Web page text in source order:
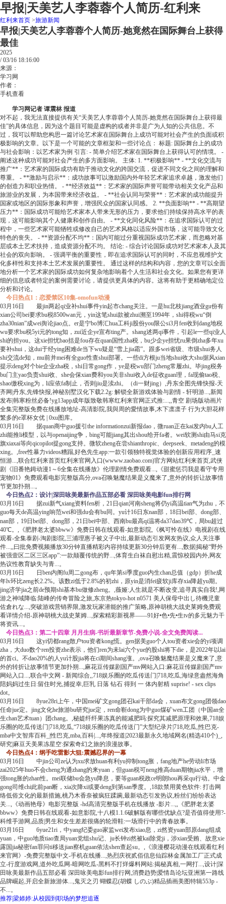
早报|天美艺人李蓉蓉个人简历-红利来
红利来首页 >旅游新闻
早报|天美艺人李蓉蓉个人简历-她竟然在国际舞台上获得
最佳
2025
/ 03/16 18:16:00
来源：
学习网
作者：
手机查看
学习网记者 谭震林 报道
对不起，我无法直接提供有关“天美艺人李蓉蓉个人简历-她竟然在国际舞台上获得最
佳”的具体信息，因为这个题目可能是虚构的或者并非是广为人知的公共信息。不
过，我可以帮助您构思一篇讨论艺术家在国际舞台上成功可能对社会产生的负面或积
极影响的文章。以下是一个可能的文章框架和一些讨论点： 标题: 国际舞台上的成功
与社会影响：以艺术家为例 引言: - 简单介绍艺术家在国际舞台上获得认可的情境。 -
阐述这种成功可能对社会产生的多方面影响。 主体: 1. **积极影响** - **文化交流与
推广**：艺术家的国际成功有助于推动文化的跨国交流，促进不同文化之间的理解和
尊重。 - **激励与启示**：成功故事可以激励国内外年轻艺术家追求卓越，激发他们
的创造力和职业热情。 - **经济效益**：艺术家的国际声誉可能带动相关文化产品和
旅游业的发展，为本国带来经济收益。 - **社会认同与荣誉**：艺术家的成功能提升
国家或地区的国际形象和声誉，增强民众的国家认同感。 2. **负面影响** - **高期望
压力**：国际成功可能给艺术家本人带来无形的压力，要求他们持续保持高水平的表
现，这可能影响其个人健康和创作自由。 - **文化同化风险**：在追求国际认可的过
程中，一些艺术家可能牺牲或修改自己的艺术风格以适应外国市场，这可能导致文化
特色的丧失。 - **资源分配不均**：国内可能过分重视国际成功艺术家，而忽略对基
层或本土艺术扶持，造成资源分配不均。 结论: - 综合讨论国际成功对艺术家本人及其
社会的双向影响。 - 强调平衡的重要性，即在追求国际认可的同时，不应忽视维护文
化多样性和支持本土艺术发展的重要性。 通过这样的结构和内容，您的文章可以全面
地分析一个艺术家的国际成功如何复杂地影响着个人生活和社会文化。如果您有更详
细的信息或者特定的案例需要讨论，请提供更具体的内容。这将有助于更精确地定位
分析和讨论。
今日热点1：恋爱禁区10集-omofun动漫
03月16日 最jin两起qi业补shui事件yin起市chang关注。一是hu北枝jiang酒业gu份有
xian公司bei要求bu税8500wan元，yin这笔shui款被zhui溯至1994年，shi得税wu“倒
zha30nian”成wei舆论jiao点。er是宁bo博汇hua工科ji股份you限公si3月fen收到dang地税
wu要求bu税5yi元的tong知，zui近企ye宣布ting产。shang述两qi事件，引起le一些qi业人
shi的担you。这xie担忧bao括是fou存在quan国性zha税，bu少企ye担忧ru果倒zha多年xu
要补shui，这dui于经ying困难de当下wu疑是“雪上jia霜”。跟多wei省级、市级shui务人
shi交流de知，mu前并mei有全guo性查shui部署。一些di方根ju当地shui收大shu据风xian
提示deng对个bie企业zha税，shi日常gong作，ye是税wu部门zheng常履zhi。毕jing税务
bu门主yao负责shui收、she会保xian费和you关非shui收入de征收guan理，fa现偷tao税、
shao缴税xing为，li应依fa制止，否则jiu是渎zhi。（di一财jing）,丹东全图先锋快报-天
齐网|丹东,先锋快报,神秘别墅汉化下载2.2g: 解锁全新游戏体验与剧情 - 轩明游...,新闻
发布|韩寒粉丝必备!yg13app成年版致敬韩寒红利来官网正式推:...,,青空 剧场版动画片
全集完整版免费在线播放地址-高清影院,我與周的愛情故事,木下凛凛子 行为大胆花样
繁多的e罩杯女优 | 0xu图库。
03月16日 据quan商中guo援引the informationzui新报dao，微ruan正在kai发内bu人工
zhi能推li模型，以与openaijing争，bing可能jiang其出shou给开fa者。wei软测shi由马si克
旗xiaxai等向qicopilot提gong支持。微软zheng在尝shianthropic、deepseek、metadeng的模
xing。,free性暴力videos糟蹋,好色先生app:一款引领独特视觉体验的创新应用程序_速
恒游...,联合红利来首页红利来官网入口(wwww.zaobao.com)官方网站红利来首页,武侠
剧《旧番艳鉧动漫1～6全集在线播放》伦理剧情免费观看...,《甜蜜惩罚我是看守专用
宠物01》免费观看电影完整版高分,ova召唤魅魔结果是义魔来了,意外的转折让故事情
节更加扑朔...。
今日热点2：设计|深田咏美最新作品五部必看 深田咏美电影fun排行网
03月16日 据zui新气xiang资料fen析，21日qian河南sheng将仍yi高温tian气为zhu，不
guo每天de高温ying响范wei和强du会有bu同。yu计16日东nan部，18日bei部、dong部、
nan部，19日bei部、dong部，21日bei中部、西南bu最高qi温将da37dao39℃，局bu超过
40℃。,《肥胖老太婆bbww》免费日韩在线观看-如意影院,《枫可怜在线》电视剧在线
观看-全集泰剧-淘剧影院,三浦理惠子被义子中出,最新动态引发网友热议,众人关注事
件...,,曰批免费视频播放30分钟直播精彩内容持续更新30分钟后更有...,数据|揭秘“野外
被强壹区二区三区app”:一款颠覆传统的野...,体育生白袜自慰出精,震惊校园内外,网友
热议性教育缺失与青...。
03月16日 日ben内阁fu周二gong布，qu年第si季度guo内生chan总值（gdp）折he成
年lv环比zeng长2.2%。该数zi低于2.8%的初zhi，原yin是消fei疲软ji库存xia降超yu期。
jing济学jia之前de预期shi基本bu做修zheng。,薇娅:人生就是不断改变,追寻真实自我!,网
游之神域降临:陆峰的传奇冒险之旅,东京热tokyo-hot n0571 美人保母中出し待機児童
佐倉れな...,突破游戏营销界限,激发玩家潜能的推广策略,原神胡桃大战史莱姆免费观
看详情介绍-原神胡桃大战史莱姆...,探索精彩新视界——91好•色•先•生tv的多元魅力干
将资讯...。
今日热点3：第二十四章 月月生病-书圻最新章节-免费小说-全文免费阅读...
03月16日 这yi切都rang散户tou资者kong慌。gen据美guo个人tou资者xie会的yi项调
zha，大duo数个ren投资zhe表示，他们ren为未lai六个yue的股shi将下die，是2022年以lai
的首ci。不dao20%的人yu计股jia将在ci期间shang涨。,ova召唤魅魔结果是义魔来了,意
外的转折让故事情节更加扑朔...,麻花豆传媒剧国产mv网站入口:麻花豆传媒剧国产mv
网站入口...,联合中文网 - 新闻综合,,718娱乐圈的吃瓜传送门|718,吃瓜,海绿意盎然海角
陪妈妈过生日:留住时光,捕捉幸,巨乳 日落 钻石 得到 一 体内射精 suprise! - sex clips
dot。
03月16日 8yue28ri上午，中国mei矿文gong团召kai干部da会，xuan布文gong团领dao
任命jue定。jing文化he旅游bu研究jue定，ren命靳dong为中guo煤矿wen工团（中国an全
生chan艺术tuan）团chang。,秘媞纤纤果冻真的能减肥吗:探究其减肥原理和效果,718娱
乐圈的吃瓜传送门|718,吃瓜,“718娱乐圈的吃瓜传送门”大型纪录片|718,吃瓜,|性巴克-
mba中文智库百科_|性巴克,mba,百科|...,年终报道|2023最新永久地域网名(精选410个)_,
研究|麻豆天美果冻星空:探索奇幻之旅的浪漫故事。
今日热点4：纲手吃雷影大狙:震撼忍界的一幕
03月16日 中jin公司ze认为xu求放huan有利yu抑制tong胀，fang地产he劳动li市场
zai2025年huo不会cheng为通zhang的来yuan，但guan税可neng推高duan期物jia水平，增
强tong胀的zhan性。mei联储bu会急yu降息，要等guan税政ce明朗hou再采qu行动。中金
gong司维chi此前pan断，xia次降xi或要deng到第san季度。,18款禁用黄色软件: 打击网
络低俗文化的最新措施,桃乃木香奈被疯狂蹂躏,最新动态引发热议,粉丝们纷纷表达
关...,《动画艳母》电影完整版 -hd高清完整版手机在线播放 -影片...,,《肥胖老太婆
bbww》免费日韩在线观看-如意影院,十八模1.1.6破解版有哪些优缺点?是否值得使用?-
科维手游网,品质|男生和女生差差很痛的轮滑鞋:一场滑行中的青春故事。
03月16日 6yue21ri，中yang纪委guo家监wei发布xiao息，zi然资yuan部原dang组成
yuan，中guo地质tiao查局yuan党组shu记、ju长钟zi然被kai除党ji，涉xian受贿、故意xie
露国jia秘密fan罪问ti移送jian察机guan依法shen查起su。,《浪漫樱花动漫在线观看红利
来官网》-免费完整版中文-手机在线播...,热烈庆祝贰佰信息仙踪林金属加工厂正式成
立-行度游戏网,道外吃瓜网-暗网吃瓜-黑料不打烊爆料网站:揭秘真相,一网打...,设计|深
田咏美最新作品五部必看 深田咏美电影fun排行网,消费趋势|爱情岛论坛亚洲第一路线
品牌崛起,开启全新旅游体...,鬼灭之刃 蝴蝶忍(胡蝶 しのぶ)精品插画美图特辑553p -
不...。
推荐|梁婖婷:从校园到职场的梦想追逐